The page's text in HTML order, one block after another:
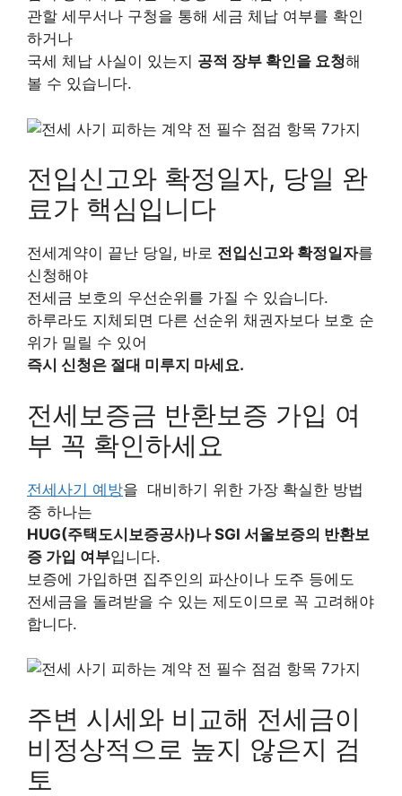
관할 세무서나 구청을 통해 세금 체납 여부를 확인
하거나
국세 체납 사실이 있는지 공적 장부 확인을 요청해
볼 수 있습니다.
전입신고와 확정일자, 당일 완
료가 핵심입니다
전세계약이 끝난 당일, 바로 전입신고와 확정일자를
신청해야
전세금 보호의 우선순위를 가질 수 있습니다.
하루라도 지체되면 다른 선순위 채권자보다 보호 순
위가 밀릴 수 있어
즉시 신청은 절대 미루지 마세요.
전세보증금 반환보증 가입 여
부 꼭 확인하세요
전세사기 예방을 대비하기 위한 가장 확실한 방법
중 하나는
HUG(주택도시보증공사)나 SGI 서울보증의 반환보
증 가입 여부입니다.
보증에 가입하면 집주인의 파산이나 도주 등에도
전세금을 돌려받을 수 있는 제도이므로 꼭 고려해야
합니다.
주변 시세와 비교해 전세금이
비정상적으로 높지 않은지 검
토